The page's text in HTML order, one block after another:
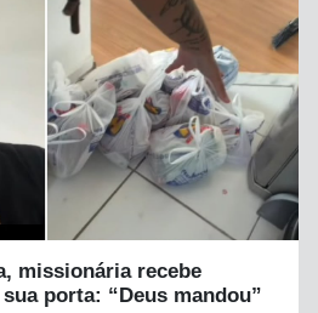
missionária recebe
porta: “Deus mandou”